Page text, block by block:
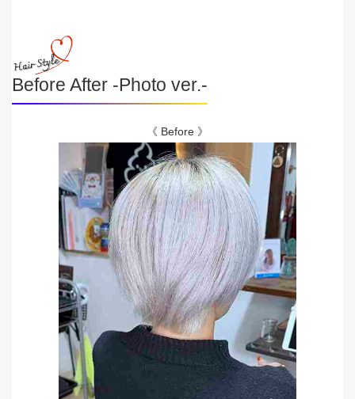
Before After -Photo ver.-
《 Before 》